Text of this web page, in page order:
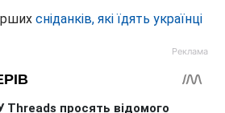
сніданків, які їдять українці